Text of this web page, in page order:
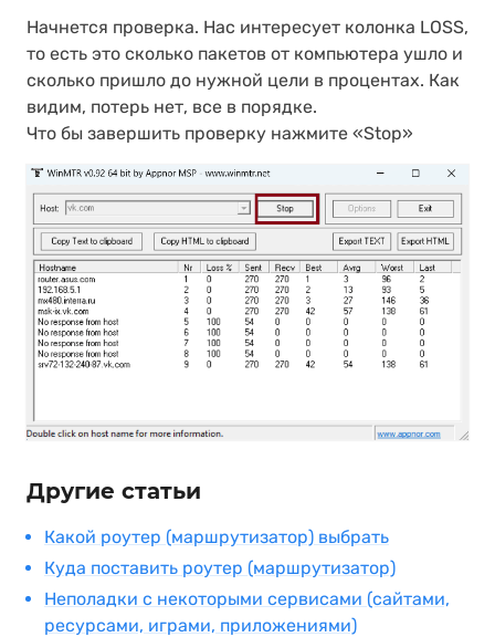
Начнется проверка. Нас интересует колонка LOSS,
то есть это сколько пакетов от компьютера ушло и
сколько пришло до нужной цели в процентах. Как
видим, потерь нет, все в порядке.
Что бы завершить проверку нажмите «Stop»
Другие статьи
Какой роутер (маршрутизатор) выбрать
Куда поставить роутер (маршрутизатор)
Неполадки с некоторыми сервисами (сайтами,
ресурсами, играми, приложениями)